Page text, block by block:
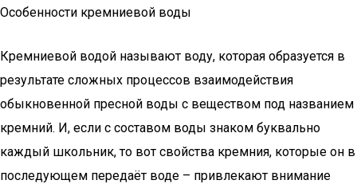
Особенности кремниевой воды
Кремниевой водой называют воду, которая образуется в
результате сложных процессов взаимодействия
обыкновенной пресной воды с веществом под названием
кремний. И, если с составом воды знаком буквально
каждый школьник, то вот свойства кремния, которые он в
последующем передаёт воде – привлекают внимание